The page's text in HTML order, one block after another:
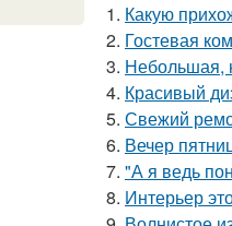
1. Какую
2. Гостевая
3. Небольшая,
4. Красивый
5. Свежий
6. Вечер
7. "А я ведь
8. Интерьер